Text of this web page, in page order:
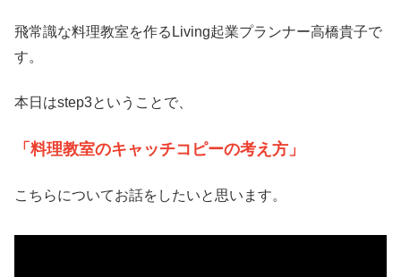
飛常識な料理教室を作るLiving起業プランナー高橋貴子で
す。
本日はstep3ということで、
「料理教室のキャッチコピーの考え方」
こちらについてお話をしたいと思います。